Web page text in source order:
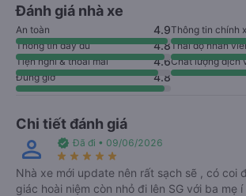
Đánh giá nhà xe
An toàn 4.9Thông tin chính
Thông tin đầy đủ 4.8Thái độ nhân
Tiện nghi & thoải mái 4.6Chất lượng dịch
Đúng giờ 4.8
Chi tiết đánh giá
perm_identity verified Đã đi • 09/06/2026
star_rate star_rate star_rate star_rate star_rate
Nhà xe mới update nên rất sạch sẽ , có coi
giác hoài niệm còn nhỏ đi lên SG với ba mẹ